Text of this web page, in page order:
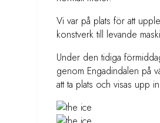
Vi var på plats för att
konstverk till levande
Under den tidiga
genom Engadindalen på
att ta plats och visas upp